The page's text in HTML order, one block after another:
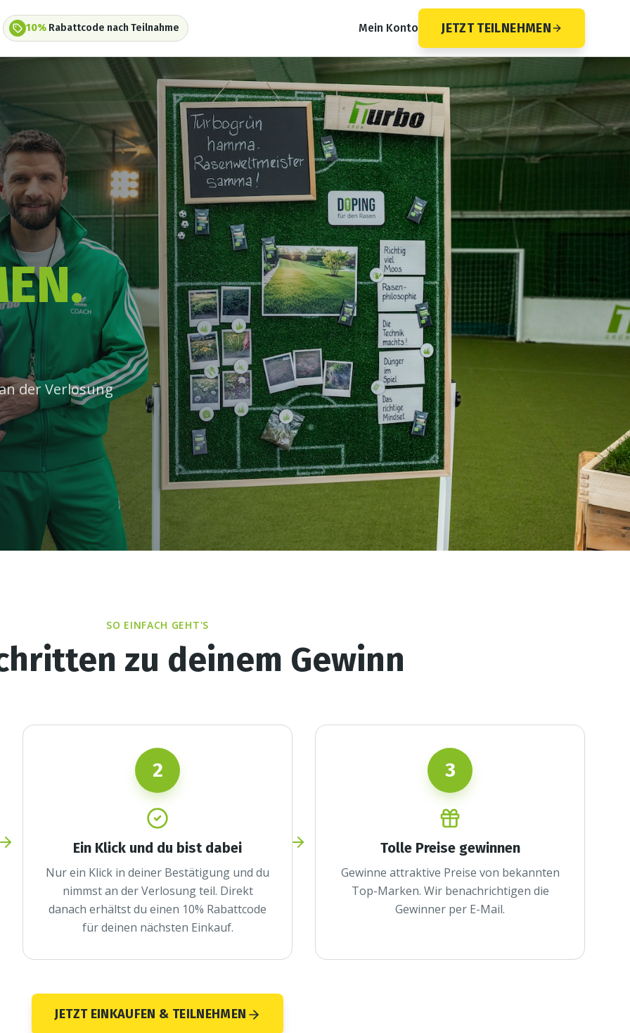
10%Rabattcode nach Teilnahme Mein Konto JETZT TEILNEHMEN
der Verlosung
SO EINFACH GEHT'S
zu deinem Gewinn
2
Ein Klick und du bist dabei
Nur ein Klick in deiner Bestätigung und du
nimmst an der Verlosung teil. Direkt
danach erhältst du einen 10% Rabattcode
für deinen nächsten Einkauf.
3
Tolle Preise gewinnen
Gewinne attraktive Preise von bekannten
Top-Marken. Wir benachrichtigen die
Gewinner per E-Mail.
JETZT EINKAUFEN & TEILNEHMEN